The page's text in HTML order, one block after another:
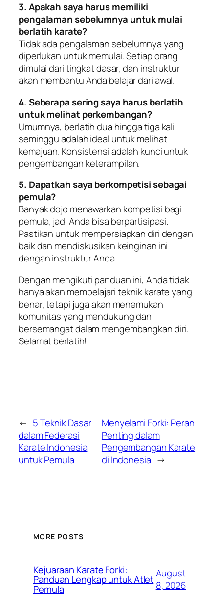
3. Apakah saya harus memiliki
pengalaman sebelumnya untuk mulai
berlatih karate?
Tidak ada pengalaman sebelumnya yang
diperlukan untuk memulai. Setiap orang
dimulai dari tingkat dasar, dan instruktur
akan membantu Anda belajar dari awal.
4. Seberapa sering saya harus berlatih
untuk melihat perkembangan?
Umumnya, berlatih dua hingga tiga kali
seminggu adalah ideal untuk melihat
kemajuan. Konsistensi adalah kunci untuk
pengembangan keterampilan.
5. Dapatkah saya berkompetisi sebagai
pemula?
Banyak dojo menawarkan kompetisi bagi
pemula, jadi Anda bisa berpartisipasi.
Pastikan untuk mempersiapkan diri dengan
baik dan mendiskusikan keinginan ini
dengan instruktur Anda.
Dengan mengikuti panduan ini, Anda tidak
hanya akan mempelajari teknik karate yang
benar, tetapi juga akan menemukan
komunitas yang mendukung dan
bersemangat dalam mengembangkan diri.
Selamat berlatih!
← 5 Teknik Dasar
dalam Federasi
Karate Indonesia
untuk Pemula
Menyelami Forki: Peran
Penting dalam
Pengembangan Karate
di Indonesia →
MORE POSTS
Kejuaraan Karate Forki:
Panduan Lengkap untuk Atlet
Pemula
August
8, 2026